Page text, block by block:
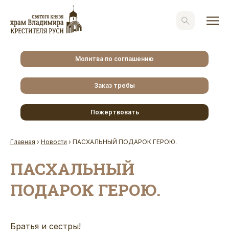
Молитва по соглашению
Заказ требы
Пожертвовать
Главная › Новости › ПАСХАЛЬНЫЙ ПОДАРОК ГЕРОЮ.
ПАСХАЛЬНЫЙ
ПОДАРОК ГЕРОЮ.
Братья и сестры!